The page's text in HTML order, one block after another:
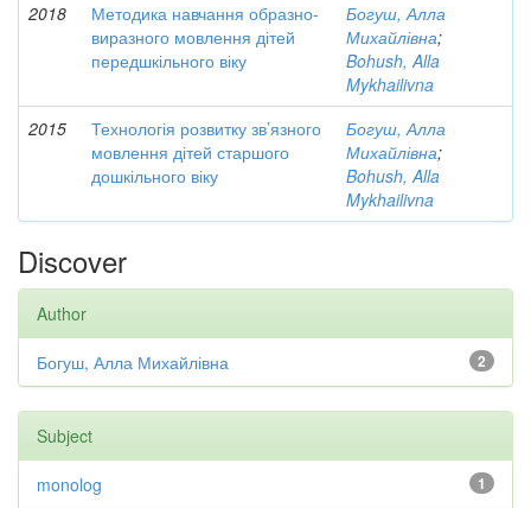
2018
Методика навчання образно-
виразного мовлення дітей
передшкільного віку
Богуш, Алла
Михайлівна;
Bohush, Alla
Mykhailivna
2015
Технологія розвитку зв’язного
мовлення дітей старшого
дошкільного віку
Богуш, Алла
Михайлівна;
Bohush, Alla
Mykhailivna
Discover
Author
2
Богуш, Алла Михайлівна
Subject
1
monolog